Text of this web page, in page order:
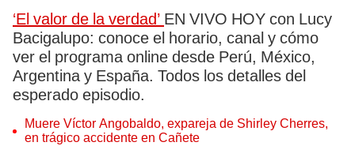
‘El valor de la verdad’ EN VIVO HOY con Lucy
Bacigalupo: conoce el horario, canal y cómo
ver el programa online desde Perú, México,
Argentina y España. Todos los detalles del
esperado episodio.
Muere Víctor Angobaldo, expareja de Shirley Cherres,
en trágico accidente en Cañete